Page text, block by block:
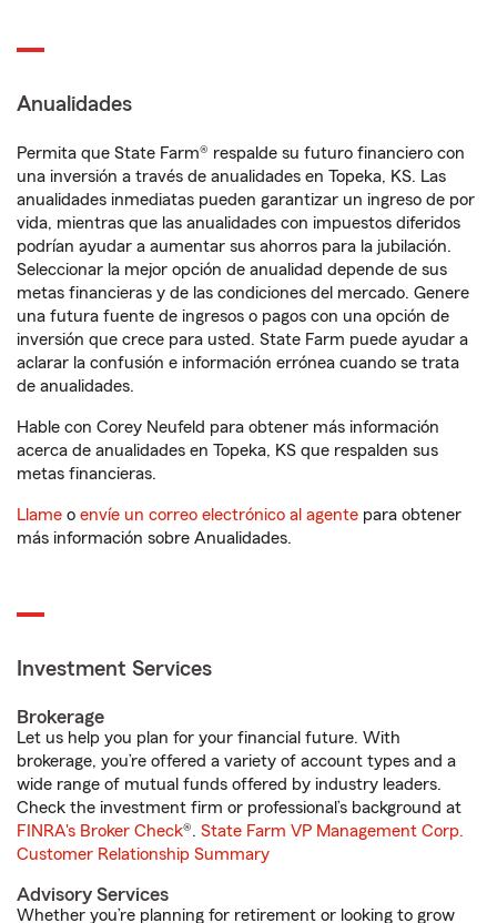
Anualidades
Permita que State Farm® respalde su futuro financiero con
una inversión a través de anualidades en Topeka, KS. Las
anualidades inmediatas pueden garantizar un ingreso de por
vida, mientras que las anualidades con impuestos diferidos
podrían ayudar a aumentar sus ahorros para la jubilación.
Seleccionar la mejor opción de anualidad depende de sus
metas financieras y de las condiciones del mercado. Genere
una futura fuente de ingresos o pagos con una opción de
inversión que crece para usted. State Farm puede ayudar a
aclarar la confusión e información errónea cuando se trata
de anualidades.
Hable con Corey Neufeld para obtener más información
acerca de anualidades en Topeka, KS que respalden sus
metas financieras.
Llame o envíe un correo electrónico al agente para obtener
más información sobre Anualidades.
Investment Services
Brokerage
Let us help you plan for your financial future. With
brokerage, you’re offered a variety of account types and a
wide range of mutual funds offered by industry leaders.
Check the investment firm or professional’s background at
FINRA's Broker Check®. State Farm VP Management Corp.
Customer Relationship Summary
Advisory Services
Whether you’re planning for retirement or looking to grow